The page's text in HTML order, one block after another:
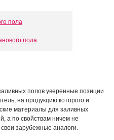
пола
пола
полов уверенные позиции
на продукцию которого и
материалы для заливных
а по свойствам ничем не
зарубежные аналоги.